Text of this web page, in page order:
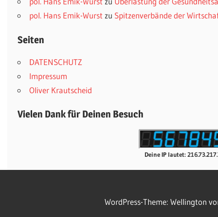
pol. Hans Emik-Wurst zu Spitzenverbände der
Seiten
DATENSCHUTZ
Impressum
Oliver Krautscheid
Vielen Dank für Deinen Besuch
Deine IP lautet:
WordPress-Theme: Wellington